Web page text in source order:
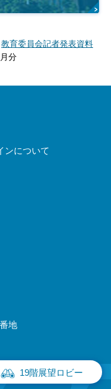
教育委員会記者発表資料
分
ンについて
地
19階展望ロビー